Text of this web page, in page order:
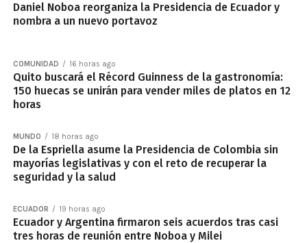
Daniel Noboa reorganiza la Presidencia de Ecuador y
nombra a un nuevo portavoz
COMUNIDAD 16 horas ago
Quito buscará el Récord Guinness de la gastronomía:
150 huecas se unirán para vender miles de platos en 12
horas
MUNDO 18 horas ago
De la Espriella asume la Presidencia de Colombia sin
mayorías legislativas y con el reto de recuperar la
seguridad y la salud
ECUADOR 19 horas ago
Ecuador y Argentina firmaron seis acuerdos tras casi
tres horas de reunión entre Noboa y Milei